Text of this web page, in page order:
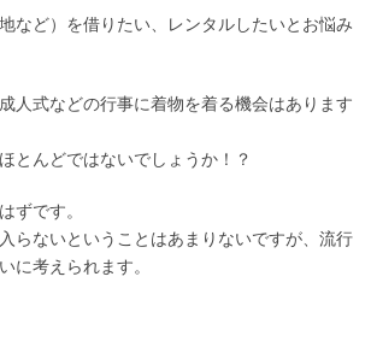
など）を借りたい、レンタルしたいとお悩み
人式などの行事に着物を着る機会はあります
とんどではないでしょうか！？
ずです。
らないということはあまりないですが、流行
に考えられます。